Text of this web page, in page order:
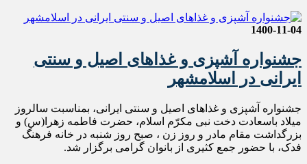
1400-11-04
جشنواره آشپزی و غذاهای اصیل و سنتی
ایرانی در اسلامشهر
جشنواره آشپزی و غذاهای اصیل و سنتی ایرانی، بمناسبت سالروز
میلاد باسعادت دخت نبی مکرّم اسلام، حضرت فاطمه زهرا(س) و
بزرگداشت مقام مادر و روز زن ، صبح روز شنبه در خانه فرهنگ
فدک، با حضور جمع کثیری از بانوان گرامی برگزار شد.